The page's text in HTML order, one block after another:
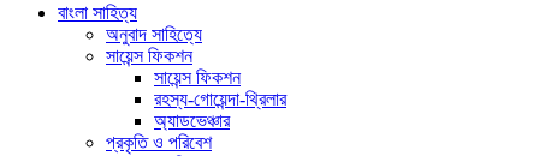
বাংলা সাহিত্য
অনুবাদ সাহিত্যে
সায়েন্স ফিকশন
সায়েন্স ফিকশন
রহস্য-গোয়েন্দা-থ্রিলার
অ্যাডভেঞ্চার
প্রকৃতি ও পরিবেশ